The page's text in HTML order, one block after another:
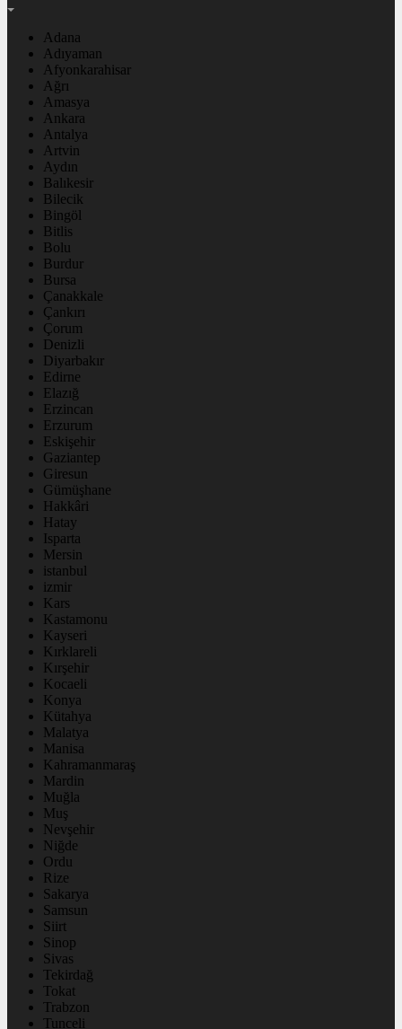
Adana
Adıyaman
Afyonkarahisar
Ağrı
Amasya
Ankara
Antalya
Artvin
Aydın
Balıkesir
Bilecik
Bingöl
Bitlis
Bolu
Burdur
Bursa
Çanakkale
Çankırı
Çorum
Denizli
Diyarbakır
Edirne
Elazığ
Erzincan
Erzurum
Eskişehir
Gaziantep
Giresun
Gümüşhane
Hakkâri
Hatay
Isparta
Mersin
istanbul
izmir
Kars
Kastamonu
Kayseri
Kırklareli
Kırşehir
Kocaeli
Konya
Kütahya
Malatya
Manisa
Kahramanmaraş
Mardin
Muğla
Muş
Nevşehir
Niğde
Ordu
Rize
Sakarya
Samsun
Siirt
Sinop
Sivas
Tekirdağ
Tokat
Trabzon
Tunceli